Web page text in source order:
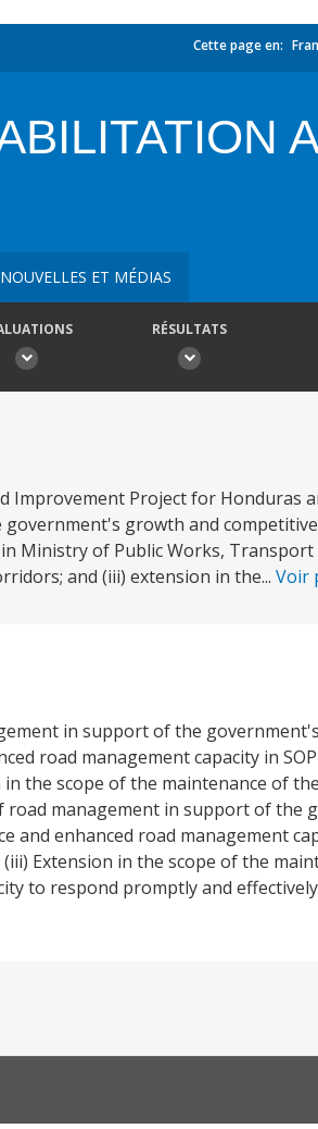
Cette page en:
NOUVELLES ET MÉDIAS
RÉSULTATS
Improvement Project for Honduras
growth and
Ministry of Public Works,
and (iii) extension in the... Voir
in support of the
road management capacity in
the scope of the maintenance of
road management in support of the
enhanced road management
Extension in the scope of the
to respond promptly and